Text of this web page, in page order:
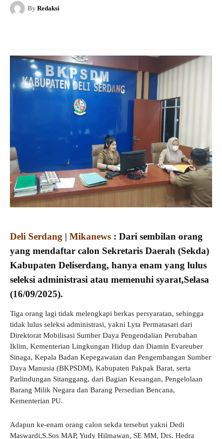
By Redaksi
Deli Serdang | Mikanews : Dari sembilan orang
yang mendaftar calon Sekretaris Daerah (Sekda)
Kabupaten Deliserdang, hanya enam yang lulus
seleksi administrasi atau memenuhi syarat,Selasa
(16/09/2025).
Tiga orang lagi tidak melengkapi berkas persyaratan, sehingga
tidak lulus seleksi administrasi, yakni Lyta Permatasari dari
Direktorat Mobilisasi Sumber Daya Pengendalian Perubahan
Iklim, Kementerian Lingkungan Hidup dan Diamin Evareuber
Sinaga, Kepala Badan Kepegawaian dan Pengembangan Sumber
Daya Manusia (BKPSDM), Kabupaten Pakpak Barat, serta
Parlindungan Sitanggang, dari Bagian Keuangan, Pengelolaan
Barang Milik Negara dan Barang Persedian Bencana,
Kementerian PU.
Adapun ke-enam orang calon sekda tersebut yakni Dedi
Maswardi,S.Sos MAP, Yudy Hilmawan, SE MM, Drs. Hedra